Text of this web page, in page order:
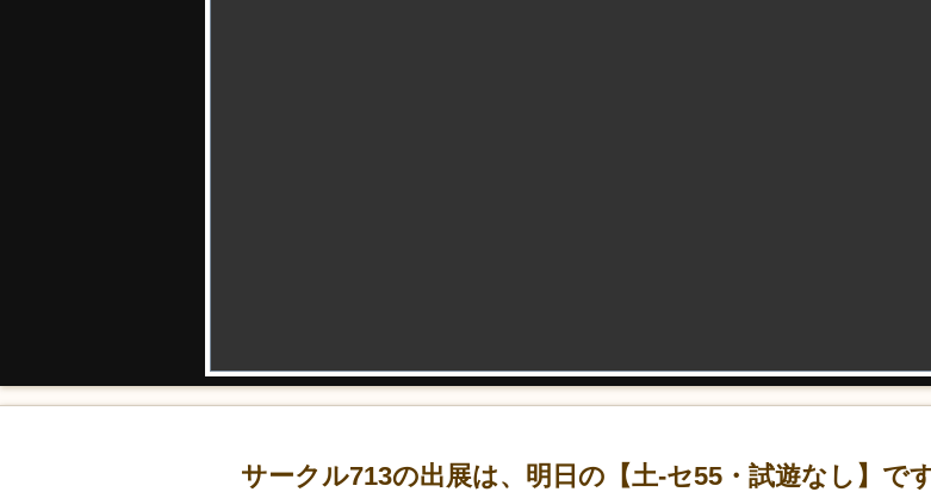
サークル713の出展は、明日の【土-セ55・試遊なし】です